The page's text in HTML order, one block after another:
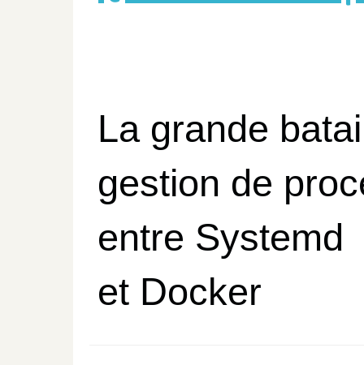
La grande
gestion de
entre Systemd
et Docker